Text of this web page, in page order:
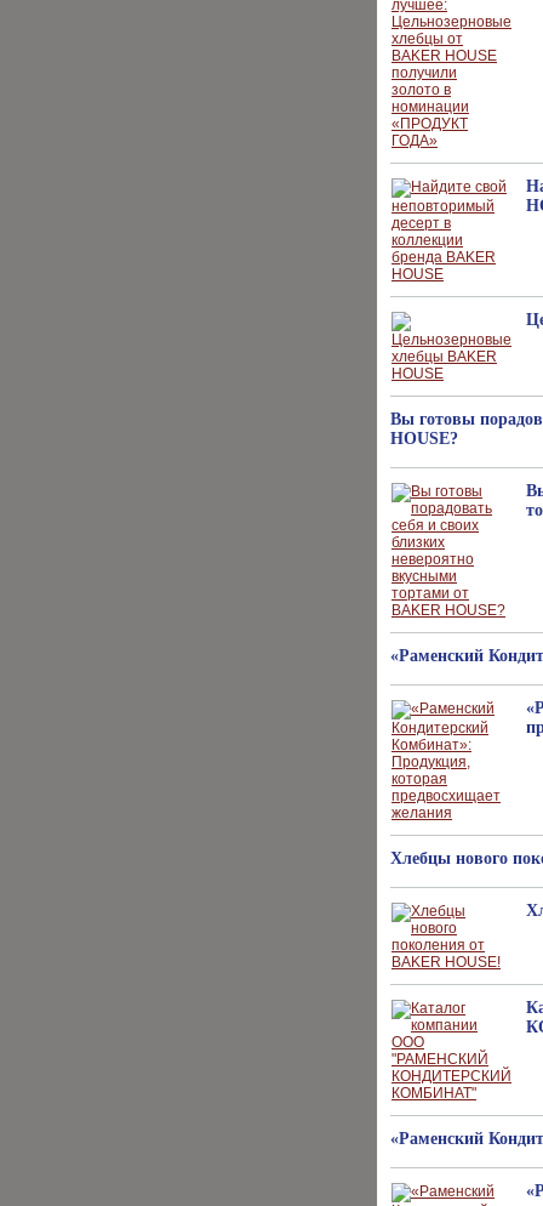
Вы готовы
HOUSE?
«Раменский
Хлебцы нового
«Раменский